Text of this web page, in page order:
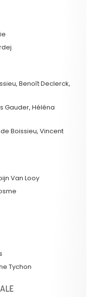
Benoît Declerck,
Gauder, Héléna
Boissieu, Vincent
Van Looy
Tychon